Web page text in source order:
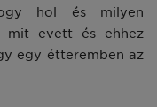
hol és milyen
mit evett és ehhez
egy étteremben az